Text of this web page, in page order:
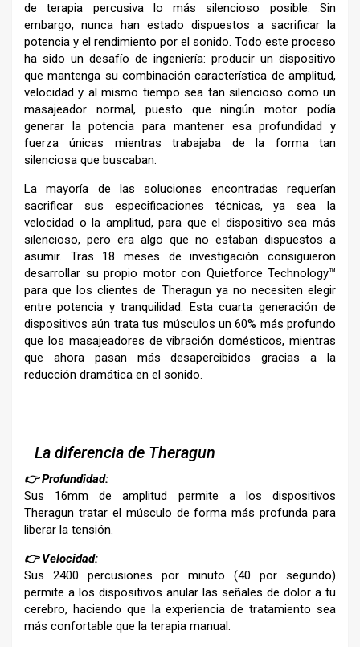
de terapia percusiva lo más silencioso posible. Sin
embargo, nunca han estado dispuestos a sacrificar la
potencia y el rendimiento por el sonido. Todo este proceso
ha sido un desafío de ingeniería: producir un dispositivo
que mantenga su combinación característica de amplitud,
velocidad y al mismo tiempo sea tan silencioso como un
masajeador normal, puesto que ningún motor podía
generar la potencia para mantener esa profundidad y
fuerza únicas mientras trabajaba de la forma tan
silenciosa que buscaban.
La mayoría de las soluciones encontradas requerían
sacrificar sus especificaciones técnicas, ya sea la
velocidad o la amplitud, para que el dispositivo sea más
silencioso, pero era algo que no estaban dispuestos a
asumir. Tras 18 meses de investigación consiguieron
desarrollar su propio motor con Quietforce Technology™
para que los clientes de Theragun ya no necesiten elegir
entre potencia y tranquilidad. Esta cuarta generación de
dispositivos aún trata tus músculos un 60% más profundo
que los masajeadores de vibración domésticos, mientras
que ahora pasan más desapercibidos gracias a la
reducción dramática en el sonido.
La diferencia de Theragun
👉 Profundidad:
Sus 16mm de amplitud permite a los dispositivos
Theragun tratar el músculo de forma más profunda para
liberar la tensión.
👉 Velocidad:
Sus 2400 percusiones por minuto (40 por segundo)
permite a los dispositivos anular las señales de dolor a tu
cerebro, haciendo que la experiencia de tratamiento sea
más confortable que la terapia manual.